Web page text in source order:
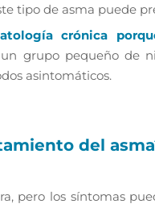
tipo de asma puede
crónica
grupo pequeño de
asintomáticos.
del
pero los síntomas